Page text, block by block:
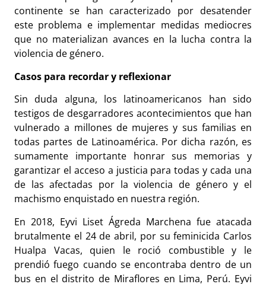
continente se han caracterizado por desatender
este problema e implementar medidas mediocres
que no materializan avances en la lucha contra la
violencia de género.
Casos para recordar y reflexionar
Sin duda alguna, los latinoamericanos han sido
testigos de desgarradores acontecimientos que han
vulnerado a millones de mujeres y sus familias en
todas partes de Latinoamérica. Por dicha razón, es
sumamente importante honrar sus memorias y
garantizar el acceso a justicia para todas y cada una
de las afectadas por la violencia de género y el
machismo enquistado en nuestra región.
En 2018, Eyvi Liset Ágreda Marchena fue atacada
brutalmente el 24 de abril, por su feminicida Carlos
Hualpa Vacas, quien le roció combustible y le
prendió fuego cuando se encontraba dentro de un
bus en el distrito de Miraflores en Lima, Perú. Eyvi